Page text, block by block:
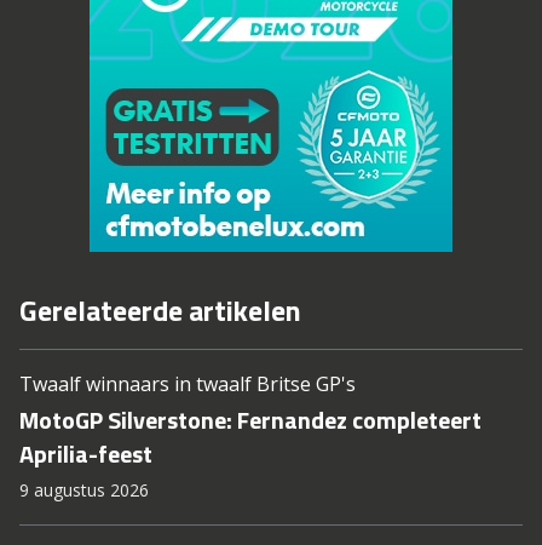
Gerelateerde artikelen
Twaalf winnaars in twaalf Britse GP's
MotoGP Silverstone: Fernandez completeert
Aprilia-feest
9 augustus 2026